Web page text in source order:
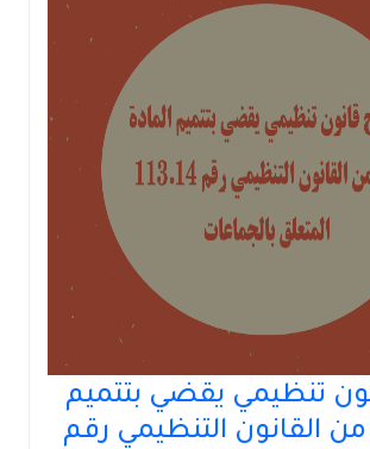
تنظيمي يقضي بتتميم
المادة 83 من القانون التنظيمي رقم